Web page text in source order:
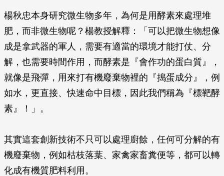
楊秋忠本身研究微生物多年，為何是用酵素來處理堆
肥，而非微生物呢？楊教授解釋：「可以把微生物想像
成是拿武器的軍人，需要有適當的環境才能打仗、分
解，也需要時間作用，而酵素是『會作功的蛋白質』，
就像是飛彈，用來打有機廢棄物裡的『搗蛋成分』，例
如水，更直接、快速命中目標，因此我們稱為『標靶酵
素』！」。
其實這套創新技術不只可以處理廚餘，任何可分解的有
機廢棄物，例如枯枝落葉、家禽家畜糞便等，都可以轉
化成有機質肥料利用。